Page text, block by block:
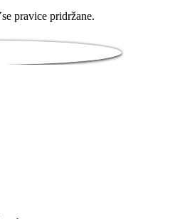
pravice pridržane.